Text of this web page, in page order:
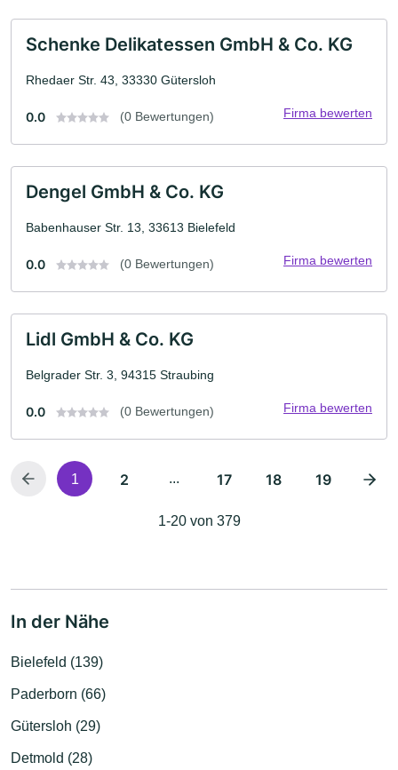
Schenke Delikatessen GmbH & Co. KG
Rhedaer Str. 43, 33330 Gütersloh
0.0 (0 Bewertungen) Firma bewerten
Dengel GmbH & Co. KG
Babenhauser Str. 13, 33613 Bielefeld
0.0 (0 Bewertungen) Firma bewerten
Lidl GmbH & Co. KG
Belgrader Str. 3, 94315 Straubing
0.0 (0 Bewertungen) Firma bewerten
1 2 ... 17 18 19
1-20 von 379
In der Nähe
Bielefeld (139)
Paderborn (66)
Gütersloh (29)
Detmold (28)